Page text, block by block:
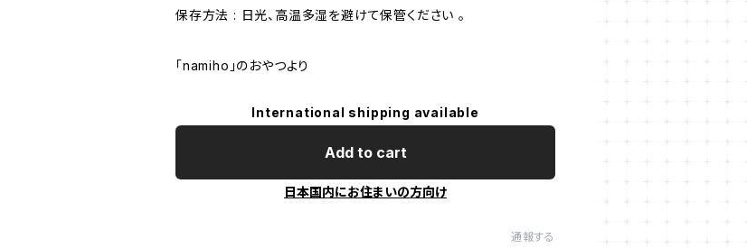
保存方法 : 日光、高温多湿を避けて保管ください 。
「namiho」のおやつより
International shipping available
Add to cart
日本国内にお住まいの方向け
通報する